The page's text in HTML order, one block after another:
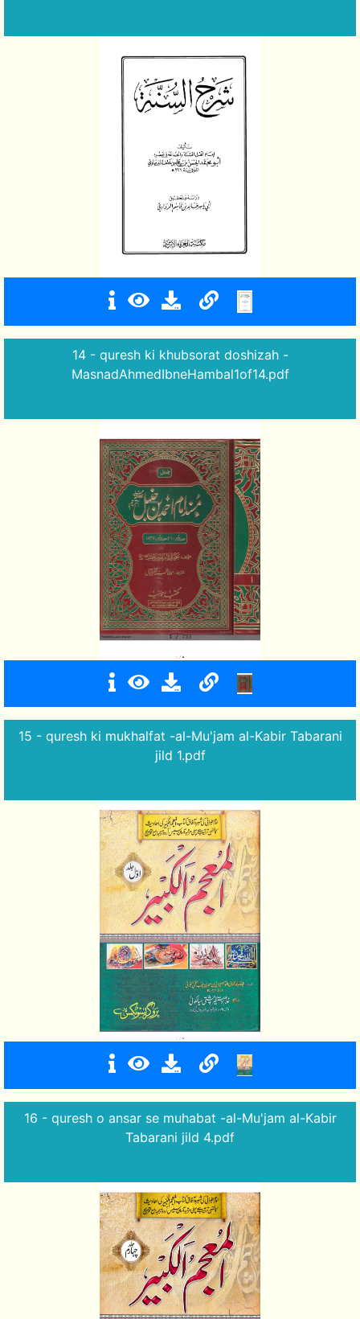
14 - quresh ki khubsorat doshizah -
MasnadAhmedIbneHambal1of14.pdf
15 - quresh ki mukhalfat -al-Mu'jam al-Kabir Tabarani
jild 1.pdf
16 - quresh o ansar se muhabat -al-Mu'jam al-Kabir
Tabarani jild 4.pdf